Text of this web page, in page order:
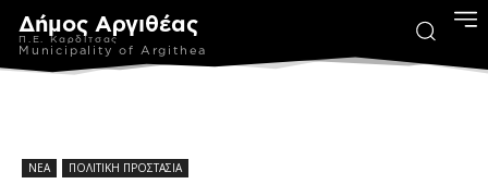
Δήμος Αργιθέας
Π.Ε. Καρδίτσας
Municipality of Argithea
ΝΕΑ ΠΟΛΙΤΙΚΗ ΠΡΟΣΤΑΣΙΑ